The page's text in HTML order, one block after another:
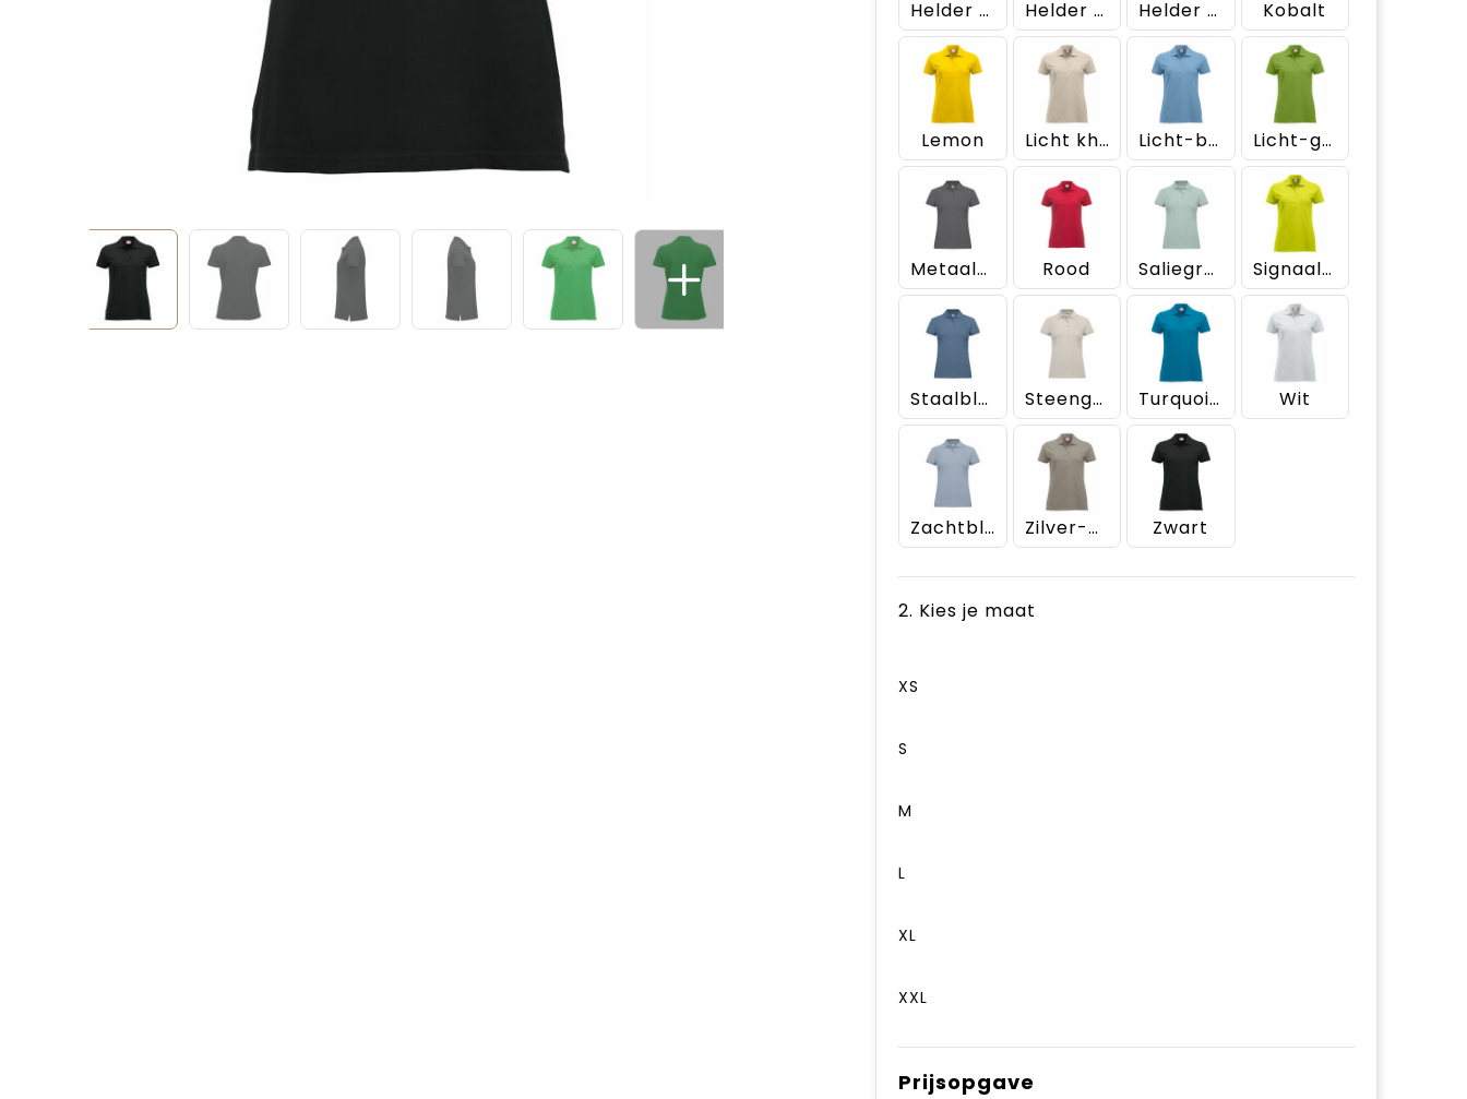
Helder Kersen Helder Lila Helder Roze Kobalt
Lemon Licht khaki Licht-blauw Licht-groen
Metaalgrijs Rood Saliegroen Signaal-groen
Staalblauw Steengrijs Turquoise Wit
Zachtblauw Zilver-grijs Zwart
2. Kies je maat
XS
S
M
L
XL
XXL
Prijsopgave